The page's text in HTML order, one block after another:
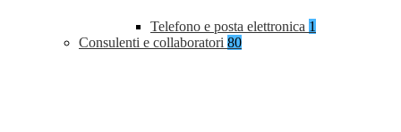
Telefono e posta elettronica 1
Consulenti e collaboratori 80